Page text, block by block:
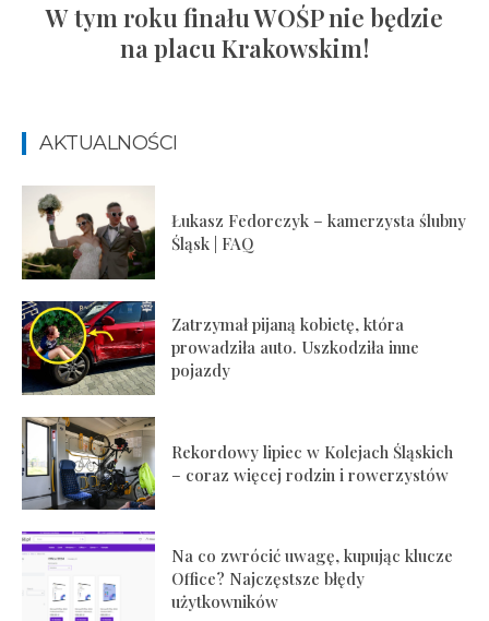
W tym roku finału WOŚP nie będzie
na placu Krakowskim!
AKTUALNOŚCI
Łukasz Fedorczyk – kamerzysta ślubny
Śląsk | FAQ
Zatrzymał pijaną kobietę, która
prowadziła auto. Uszkodziła inne
pojazdy
Rekordowy lipiec w Kolejach Śląskich
– coraz więcej rodzin i rowerzystów
Na co zwrócić uwagę, kupując klucze
Office? Najczęstsze błędy
użytkowników